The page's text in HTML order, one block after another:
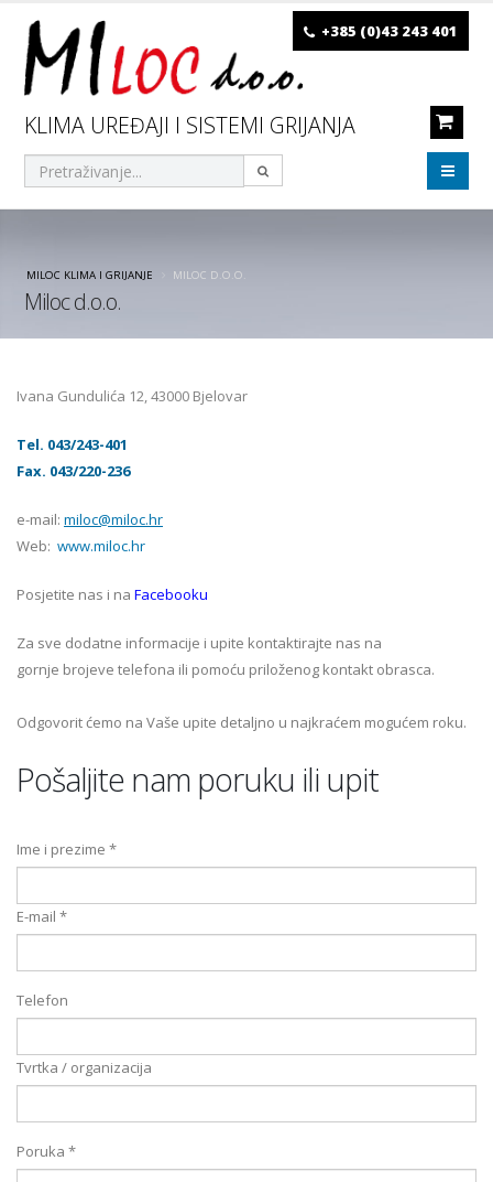
KLIMA UREĐAJI I SISTEMI GRIJANJA
+385 (0)43 243 401
MILOC KLIMA I GRIJANJE MILOC D.O.O.
Miloc d.o.o.
Ivana Gundulića 12, 43000 Bjelovar
Tel. 043/243-401
Fax. 043/220-236
e-mail: miloc@miloc.hr
Web: www.miloc.hr
Posjetite nas i na Facebooku
Za sve dodatne informacije i upite kontaktirajte nas na
gornje brojeve telefona ili pomoću priloženog kontakt obrasca.
Odgovorit ćemo na Vaše upite detaljno u najkraćem mogućem roku.
Pošaljite nam poruku ili upit
Ime i prezime *
E-mail *
Telefon
Tvrtka / organizacija
Poruka *